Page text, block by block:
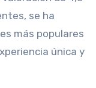
se ha
más populares
única y